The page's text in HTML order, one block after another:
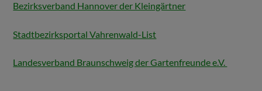
Bezirksverband Hannover der Kleingärtner
Stadtbezirksportal Vahrenwald-List
Landesverband Braunschweig der Gartenfreunde e.V.